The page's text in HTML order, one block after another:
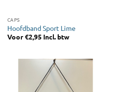
CAPS
Hoofdband Sport Lime
Voor€2,95 Incl. btw